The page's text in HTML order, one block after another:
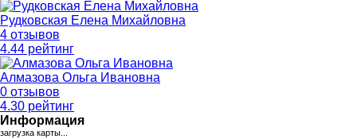
Рудковская Елена Михайловна
4 отзывов
4.44 рейтинг
Алмазова Ольга Ивановна
0 отзывов
4.30 рейтинг
Информация
загрузка карты...